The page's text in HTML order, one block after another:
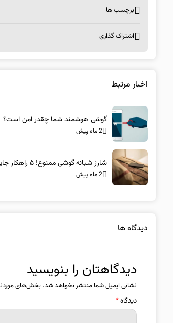
برچسب ها
اشتراک گذاری
اخبار مرتبط
گوشی هوشمند شما چقدر امن است؟
2 ماه پیش
شارژ شبانه گوشی ممنوع! ۵ راهکار جایگزین برای افزایش عمر باتری
2 ماه پیش
دیدگاه ها
دیدگاهتان را بنویسید
نشانی ایمیل شما منتشر نخواهد شد. بخش‌های
دیدگاه*